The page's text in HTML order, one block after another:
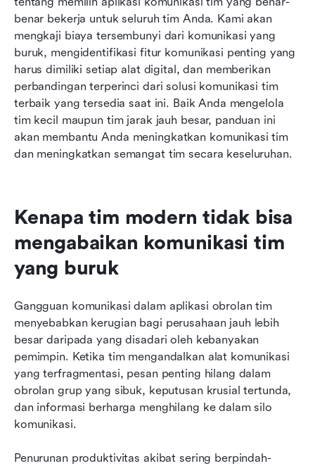
benar bekerja untuk seluruh tim Anda. Kami akan
mengkaji biaya tersembunyi dari komunikasi yang
buruk, mengidentifikasi fitur komunikasi penting yang
harus dimiliki setiap alat digital, dan memberikan
perbandingan terperinci dari solusi komunikasi tim
terbaik yang tersedia saat ini. Baik Anda mengelola
tim kecil maupun tim jarak jauh besar, panduan ini
akan membantu Anda meningkatkan komunikasi tim
dan meningkatkan semangat tim secara keseluruhan.
Kenapa tim modern tidak bisa
mengabaikan komunikasi tim
yang buruk
Gangguan komunikasi dalam aplikasi obrolan tim
menyebabkan kerugian bagi perusahaan jauh lebih
besar daripada yang disadari oleh kebanyakan
pemimpin. Ketika tim mengandalkan alat komunikasi
yang terfragmentasi, pesan penting hilang dalam
obrolan grup yang sibuk, keputusan krusial tertunda,
dan informasi berharga menghilang ke dalam silo
komunikasi.
Penurunan produktivitas akibat sering berpindah-